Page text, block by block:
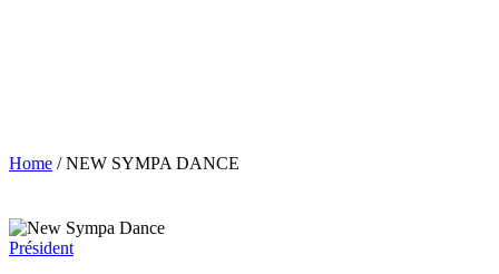
Home /NEW SYMPA DANCE
Président